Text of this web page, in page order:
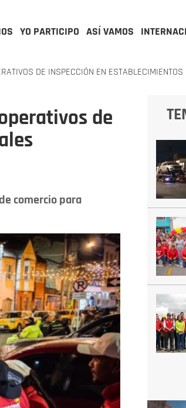
YO PARTICIPO ASÍ VAMOS
DE INSPECCIÓN EN
de
comercio para